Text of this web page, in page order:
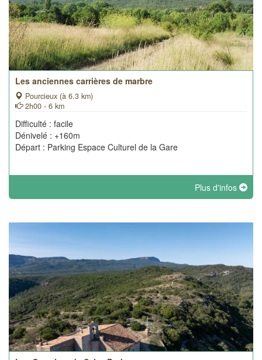
Les anciennes carrières de marbre
Pourcieux (à 6.3 km)
2h00 - 6 km
Difficulté : facile
Dénivelé : +160m
Départ : Parking Espace Culturel de la Gare
Plus d'infos